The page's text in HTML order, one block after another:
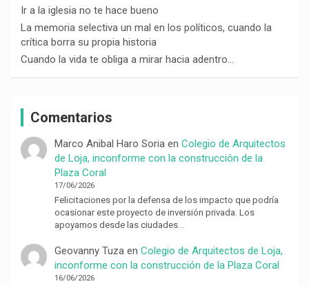
Ir a la iglesia no te hace bueno
La memoria selectiva un mal en los políticos, cuando la
crítica borra su propia historia
Cuando la vida te obliga a mirar hacia adentro…
Comentarios
Marco Anibal Haro Soriaen Colegio de Arquitectos
de Loja, inconforme con la construcción de la
Plaza Coral
17/06/2026
Felicitaciones por la defensa de los impacto que podría
ocasionar este proyecto de inversión privada. Los
apoyamos desde las ciudades…
Geovanny Tuzaen Colegio de Arquitectos de Loja,
inconforme con la construcción de la Plaza Coral
16/06/2026